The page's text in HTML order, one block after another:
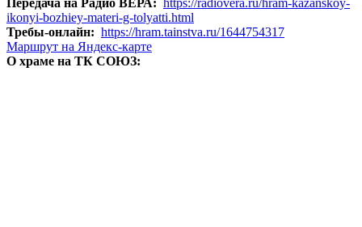
ikonyi-bozhiey-materi-g-tolyatti.html
Требы-онлайн: https://hram.tainstva.ru/1644754317
Маршрут на Яндекс-карте
О храме на ТК СОЮЗ: